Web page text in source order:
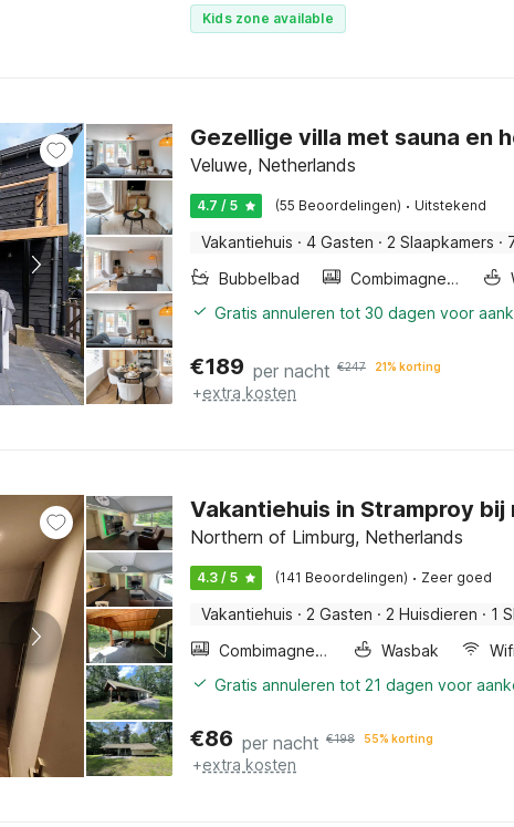
Kids zone available
Gezellige villa met sauna en
Veluwe, Netherlands
4.7 / 5 (55 Beoordelingen) · Uitstekend
Vakantiehuis · 4 Gasten · 2 Slaapkamers ·
Bubbelbad
Combimagnetron
Gratis annuleren tot 30 dagen voor
€189 per nacht €247 21% korting
+extra kosten
Vakantiehuis in Stramproy
Northern of Limburg, Netherlands
4.3 / 5 (141 Beoordelingen) · Zeer goed
Vakantiehuis · 2 Gasten · 2 Huisdieren · 1
Combimagnetron
Wasbak Wifi
Gratis annuleren tot 21 dagen voor
€86 per nacht €198 55% korting
+extra kosten